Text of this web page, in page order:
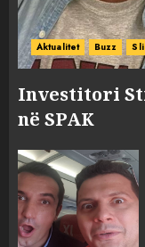
Aktualitet Buzz
Investitori
në SPAK